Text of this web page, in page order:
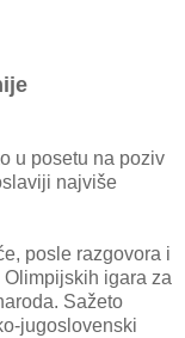
u posetu na poziv
najviše
posle razgovora i
igara za
Sažeto
jugoslovenski